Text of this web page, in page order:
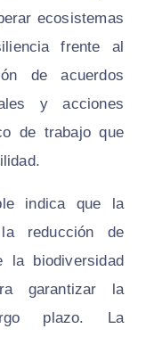
ecosistemas
frente al
de acuerdos
y acciones
de trabajo que
indica que la
reducción de
la biodiversidad
garantizar la
plazo. La